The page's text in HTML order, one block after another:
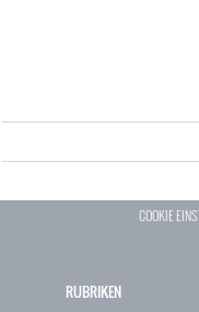
COOKIE
RUBRIKEN